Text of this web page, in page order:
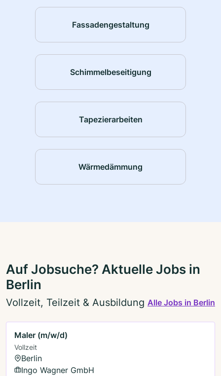
Fassadengestaltung
Schimmelbeseitigung
Tapezierarbeiten
Wärmedämmung
Auf Jobsuche? Aktuelle Jobs in
Berlin
Vollzeit, Teilzeit & Ausbildung Alle Jobs in Berlin
Maler (m/w/d)
Vollzeit
Berlin
Ingo Wagner GmbH